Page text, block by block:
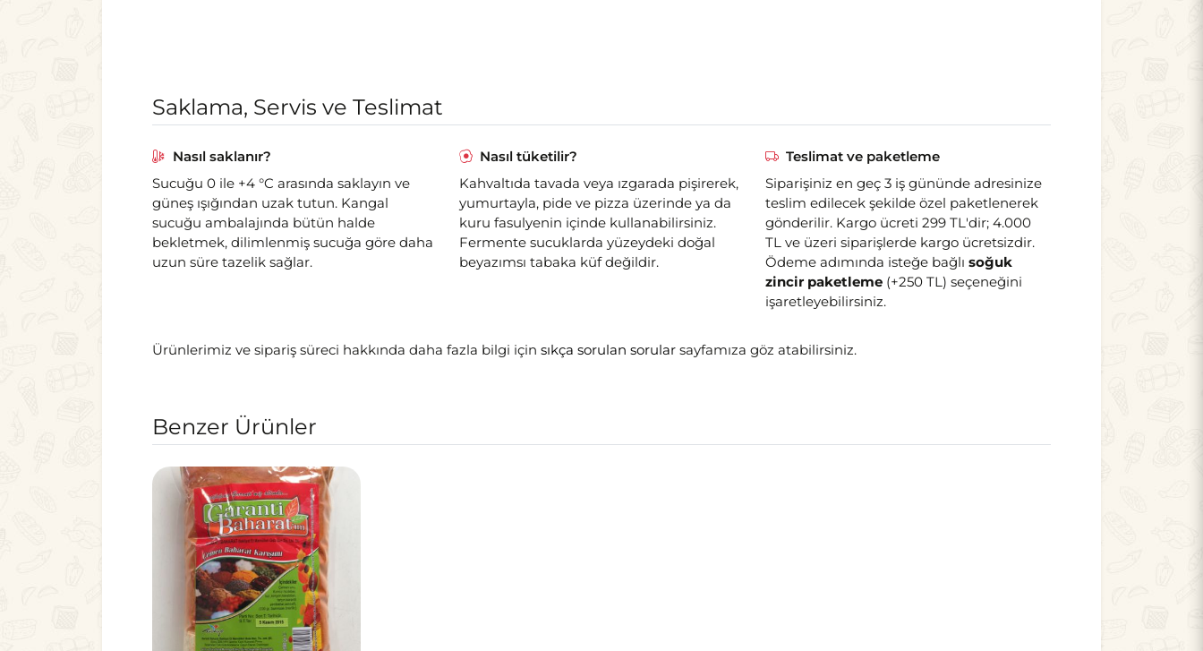
Saklama, Servis ve Teslimat
Nasıl saklanır?
Sucuğu 0 ile +4 °C arasında saklayın ve
güneş ışığından uzak tutun. Kangal
sucuğu ambalajında bütün halde
bekletmek, dilimlenmiş sucuğa göre daha
uzun süre tazelik sağlar.
Nasıl tüketilir?
Kahvaltıda tavada veya ızgarada pişirerek,
yumurtayla, pide ve pizza üzerinde ya da
kuru fasulyenin içinde kullanabilirsiniz.
Fermente sucuklarda yüzeydeki doğal
beyazımsı tabaka küf değildir.
Teslimat ve paketleme
Siparişiniz en geç 3 iş gününde adresinize
teslim edilecek şekilde özel paketlenerek
gönderilir. Kargo ücreti 299 TL'dir; 4.000
TL ve üzeri siparişlerde kargo ücretsizdir.
Ödeme adımında isteğe bağlısoğuk
zincir paketleme (+250 TL) seçeneğini
işaretleyebilirsiniz.
Ürünlerimiz ve sipariş süreci hakkında daha fazla bilgi için sıkça sorulan sorular sayfamıza göz atabilirsiniz.
Benzer Ürünler